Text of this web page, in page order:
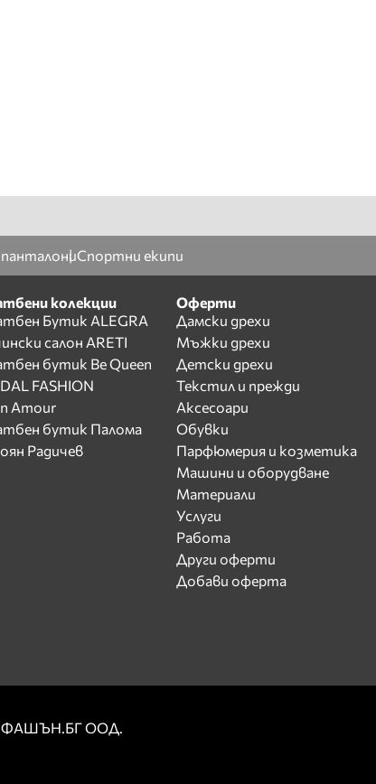
Спортни екипи
колекции
Бутик ALEGRA
салон ARETI
бутик Be Queen
FASHION
Amour
бутик Палома
Радичев
Оферти
Дамски дрехи
Мъжки дрехи
Детски дрехи
Текстил и прежди
Аксесоари
Обувки
Парфюмерия и козметика
Машини и оборудване
Материали
Услуги
Работа
Други оферти
Добави оферта
ФАШЪН.БГ ООД.